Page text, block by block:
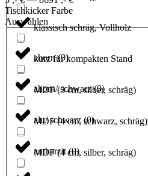
klassisch schräg, Vollholz
kurz für kompakten Stand
MDF (3 cm, silber, schräg)
MDF (4 cm, schwarz, schräg)
MDF (4 cm, silber, schräg)
Tischkicker Farbe
Auswählen
ahorn(0)
ahorn/ schwarz(0)
alu/ schwarz (0)
antharzit(0)